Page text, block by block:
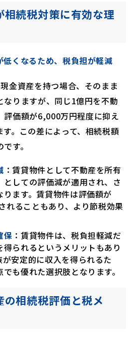
相続税対策に有効な理
くなるため、税負担が軽減
金資産を持つ場合、そのまま
なりますが、同じ1億円を不動
評価額が6,000万円程度に抑え
。この差によって、相続税額
す。
：賃貸物件として不動産を所有
しての評価減が適用され、さ
ります。賃貸物件は評価額が
れることもあり、より節税効果
保 ：賃貸物件は、税負担軽減だ
られるというメリットもあり
が安定的に収入を得られるた
も優れた選択肢となります。
相続税評価と税メ